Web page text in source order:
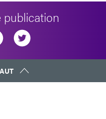
publication